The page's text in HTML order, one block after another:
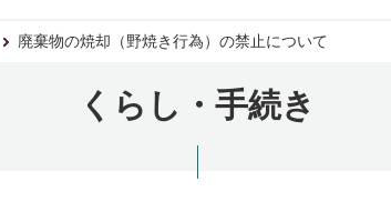
廃棄物の焼却（野焼き行為）の禁止について
くらし・手続き